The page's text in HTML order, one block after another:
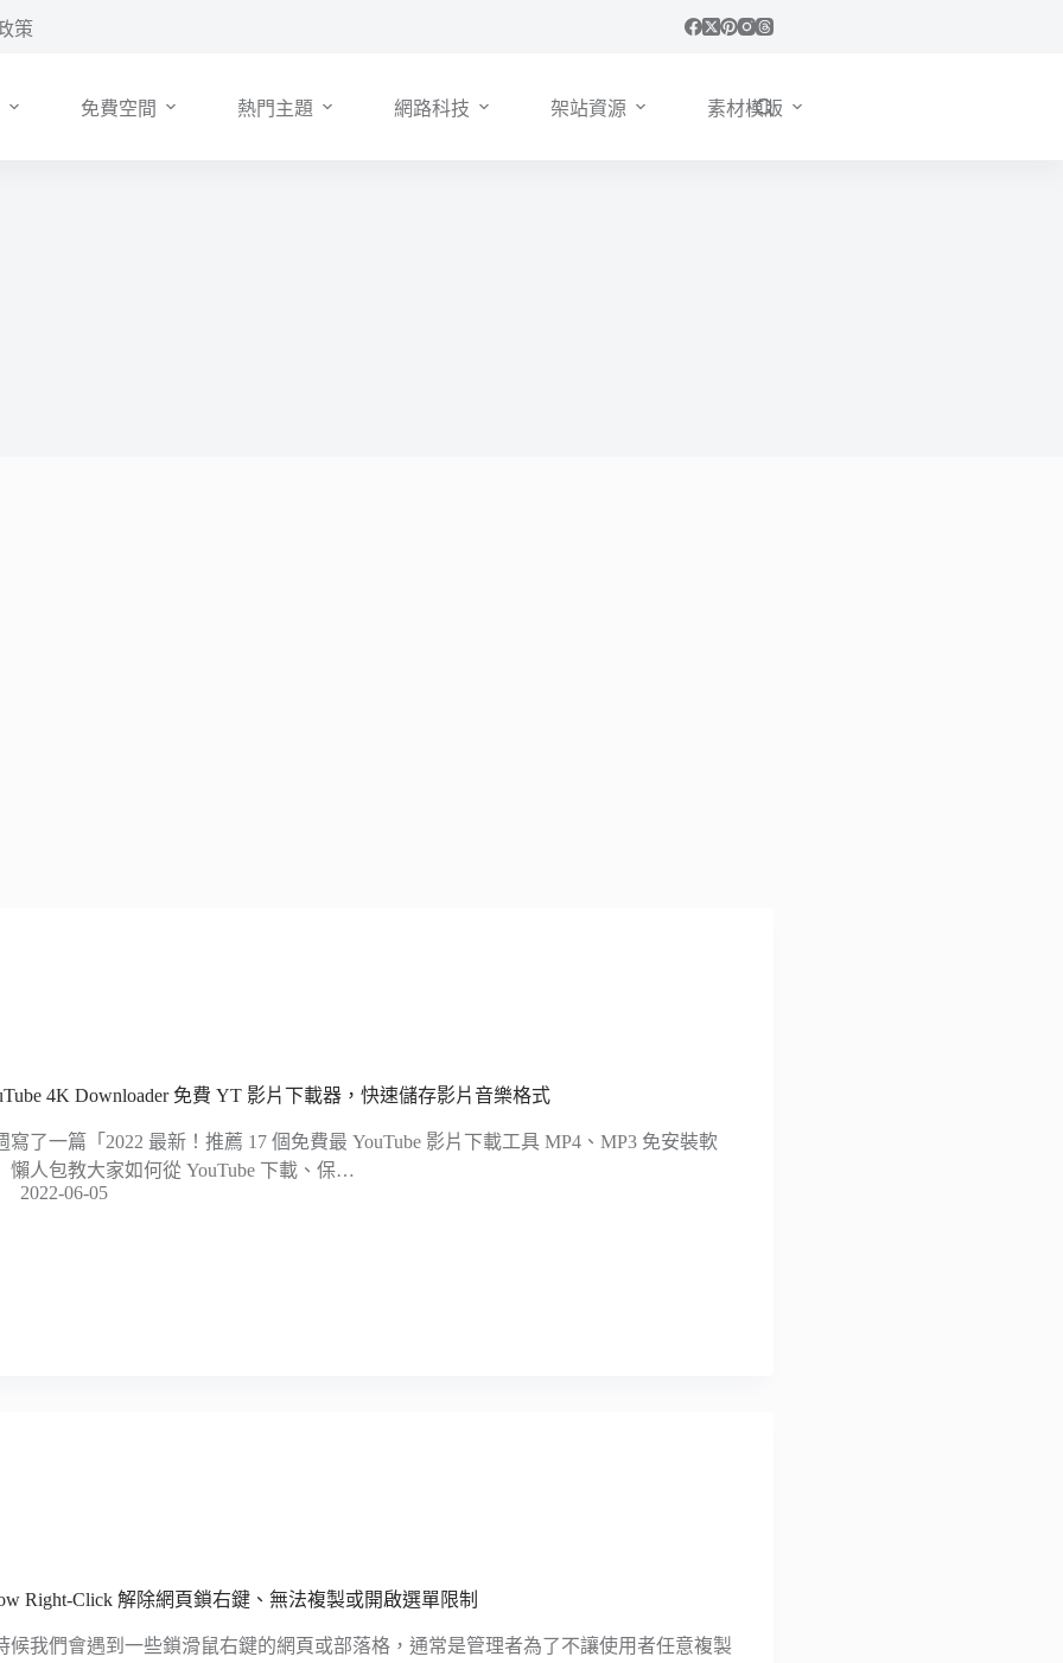
策
免費空間 熱門主題 網路科技 架站資源 素材模版
4K Downloader 免費 YT 影片下載器，快速儲存影片音樂格式
寫了一篇「2022 最新！推薦 17 個免費最 YouTube 影片下載工具 MP4、MP3 免安裝軟
懶人包教大家如何從 YouTube 下載、保…
2022-06-05
Right-Click 解除網頁鎖右鍵、無法複製或開啟選單限制
候我們會遇到一些鎖滑鼠右鍵的網頁或部落格，通常是管理者為了不讓使用者任意複製